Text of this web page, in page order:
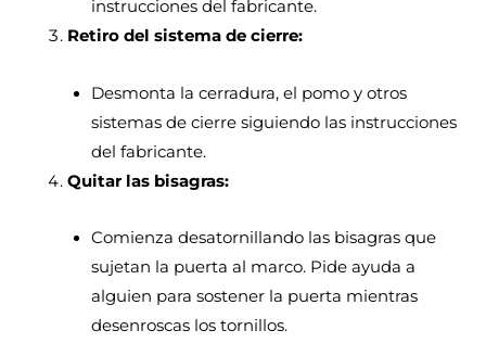
instrucciones del fabricante.
Retiro del sistema de cierre:
Desmonta la cerradura, el pomo y otros
sistemas de cierre siguiendo las instrucciones
del fabricante.
Quitar las bisagras:
Comienza desatornillando las bisagras que
sujetan la puerta al marco. Pide ayuda a
alguien para sostener la puerta mientras
desenroscas los tornillos.